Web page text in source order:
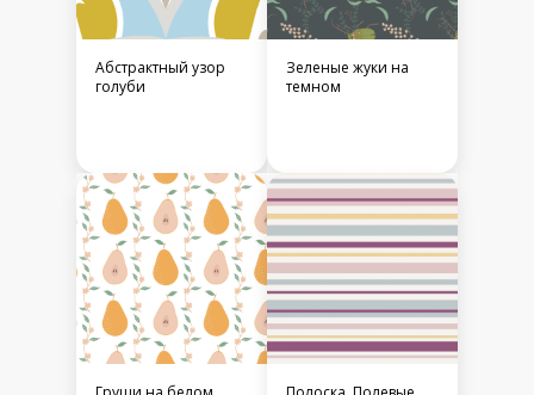
Абстрактный узор
голуби
Зеленые жуки на
темном